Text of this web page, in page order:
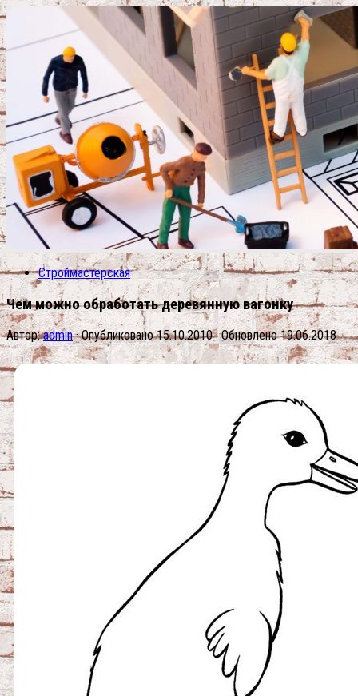
Строймастерская
Чем можно обработать деревянную вагонку
Автор:admin · Опубликовано15.10.2010· Обновлено19.06.2018